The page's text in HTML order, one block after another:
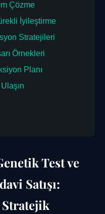
Çözme
İyileştirme
Stratejileri
Örnekleri
Planı
Test ve
Satışı:
Stratejik